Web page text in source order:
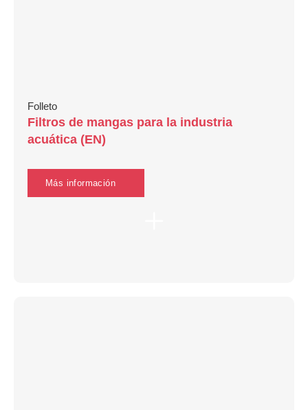
Folleto
Filtros de mangas para la industria
acuática (EN)
Más información